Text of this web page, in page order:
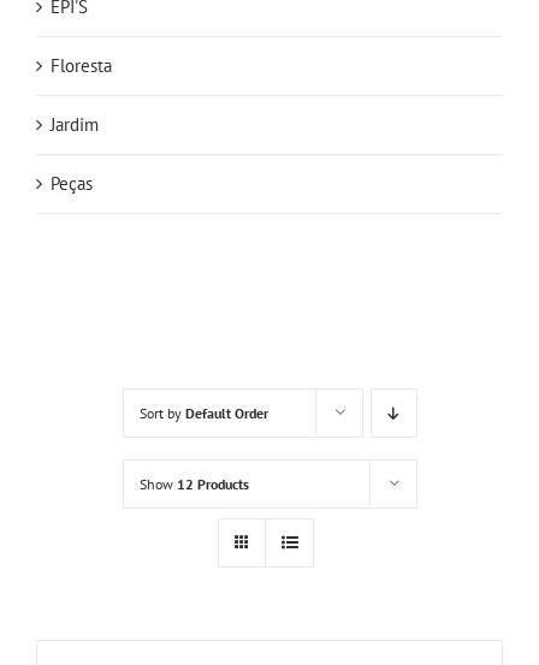
Sort by Default Order
Show 12 Products
EPI'S
Floresta
Jardim
Peças